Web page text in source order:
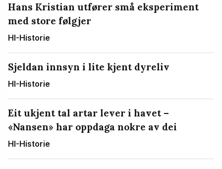
Hans Kristian utfører små eksperiment
med store følgjer
HI-Historie
Sjeldan innsyn i lite kjent dyreliv
HI-Historie
Eit ukjent tal artar lever i havet –
«Nansen» har oppdaga nokre av dei
HI-Historie